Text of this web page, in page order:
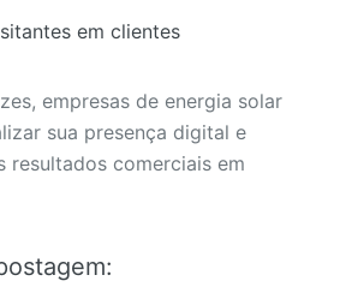
em clientes
empresas de energia solar
sua presença digital e
resultados comerciais em